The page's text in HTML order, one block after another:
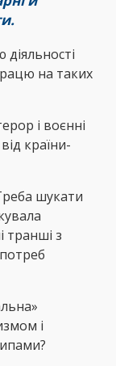
на таких
і воєнні
країни-
шукати
транші з
і